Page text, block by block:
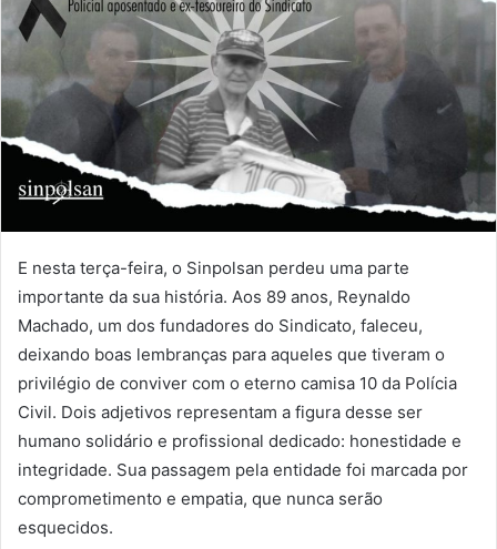
E nesta terça-feira, o Sinpolsan perdeu uma parte
importante da sua história. Aos 89 anos, Reynaldo
Machado, um dos fundadores do Sindicato, faleceu,
deixando boas lembranças para aqueles que tiveram o
privilégio de conviver com o eterno camisa 10 da Polícia
Civil. Dois adjetivos representam a figura desse ser
humano solidário e profissional dedicado: honestidade e
integridade. Sua passagem pela entidade foi marcada por
comprometimento e empatia, que nunca serão
esquecidos.